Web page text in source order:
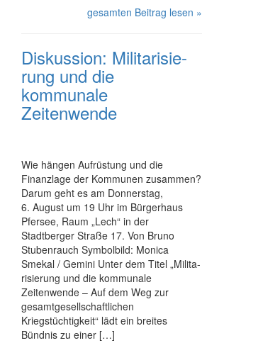
gesamten Beitrag lesen »
Diskussion: Mi­li­ta­ri­sie­
rung und die
kommunale
Zeitenwende
Wie hängen Aufrüstung und die
Finanzlage der Kommunen zusammen?
Darum geht es am Donnerstag,
6. August um 19 Uhr im Bürgerhaus
Pfersee, Raum „Lech“ in der
Stadtberger Straße 17. Von Bruno
Stubenrauch Symbolbild: Monica
Smekal / Gemini Unter dem Titel „Mi­li­ta­
ri­sie­rung und die kommunale
Zeitenwende – Auf dem Weg zur
gesamtgesellschaftlichen
Kriegstüchtigkeit“ lädt ein breites
Bündnis zu einer […]